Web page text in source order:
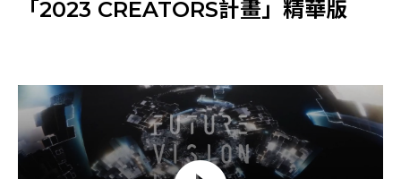
「2023 CREATORS計畫」精華版